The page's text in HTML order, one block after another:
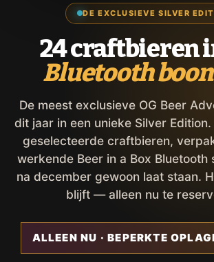
DE EXCLUSIEVE SILVER
24 craftbieren
Bluetooth
De meest exclusieve OG Beer
dit jaar in een unieke Silver
geselecteerde craftbieren,
werkende Beer in a Box Bluetooth
na december gewoon laat staan.
blijft — alleen nu te
ALLEEN NU · BEPERKTE